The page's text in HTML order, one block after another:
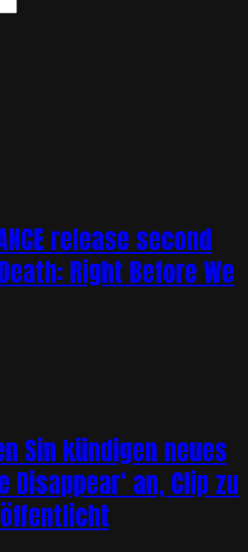
release second
Right Before We
Sin kündigen neues
Disappear‘ an, Clip zu